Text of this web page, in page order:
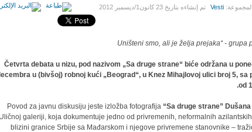
المجموعة:Vesti تم إنشاءه بتاريخ23 كانون1/ديسمبر 2012
Četvrta debata u nizu, pod nazivom „Sa druge strane“ biće održana u
u (bivšoj) robnoj kući „Beograd“, u Knez Mihajlovoj ulici broj 5, sa
od
Povod za javnu diskusiju jeste izložba fotografija “Sa druge strane”
Uličnoj galeriji, koja dokumentuje jedno od privremenih, neformalnih
blizini granice Srbije sa Mađarskom i njegove privremene stanovnike –